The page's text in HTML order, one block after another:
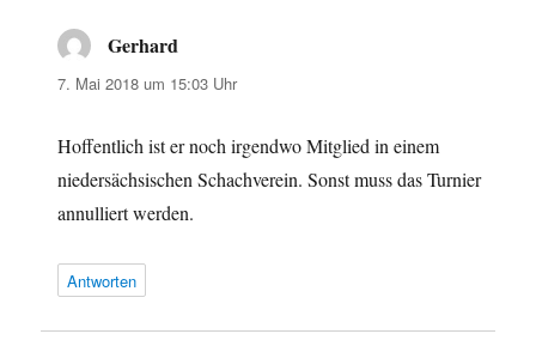
Gerhard
7. Mai 2018 um 15:03 Uhr
Hoffentlich ist er noch irgendwo Mitglied in einem
niedersächsischen Schachverein. Sonst muss das Turnier
annulliert werden.
Antworten